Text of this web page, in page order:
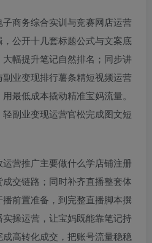
子商务综合实训与竞赛网店运营
公开十几套标题公式与文案底
幅提升笔记自然排名；同步讲
副业变现排行薯条精短视频运营
最低成本撬动精准宝妈流量。
轻副业变现运营官松完成图文短
运营推广主要做什么学店铺注册
交链路；同时补齐直播整套体
前置准备，到完整直播脚本撰
实操运营，让宝妈既能靠笔记持
高转化成交，把账号流量稳稳